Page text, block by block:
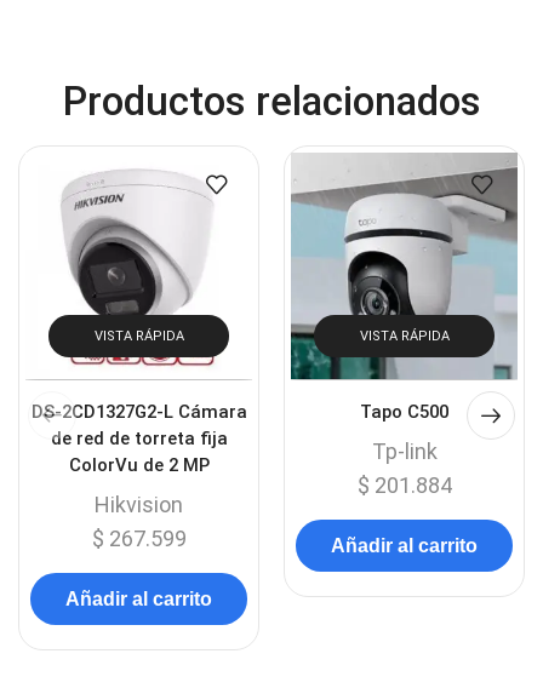
Productos relacionados
VISTA RÁPIDA
DS-2CD1327G2-L Cámara
de red de torreta fija
ColorVu de 2 MP
Hikvision
$ 267.599
Añadir al carrito
VISTA RÁPIDA
Tapo C500
Tp-link
$ 201.884
Añadir al carrito